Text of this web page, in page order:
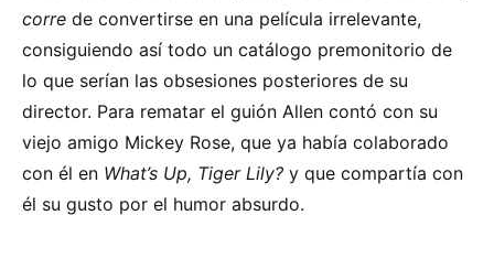
corre de convertirse en una película irrelevante,
consiguiendo así todo un catálogo premonitorio de
lo que serían las obsesiones posteriores de su
director. Para rematar el guión Allen contó con su
viejo amigo Mickey Rose, que ya había colaborado
con él en What’s Up, Tiger Lily? y que compartía con
él su gusto por el humor absurdo.